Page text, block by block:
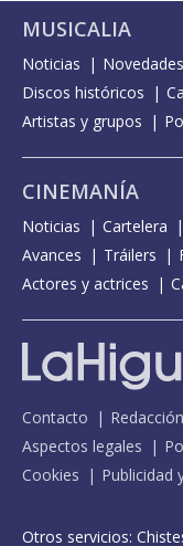
MUSICALIA
Noticias Novedades
Discos históricos
Artistas y grupos
CINEMANÍA
Noticias Cartelera
Avances
Tráilers
Actores y actrices
Contacto Redacción
Aspectos legales
Cookies
Publicidad
Otros servicios: